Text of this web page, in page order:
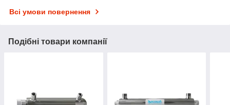
Всі умови повернення
Подібні товари компанії